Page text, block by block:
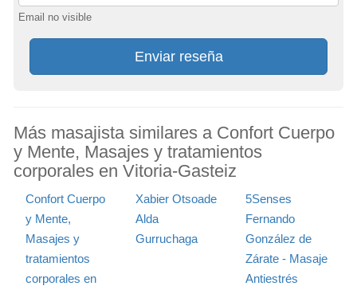
Email no visible
Enviar reseña
Más masajista similares a Confort Cuerpo
y Mente, Masajes y tratamientos
corporales en Vitoria-Gasteiz
Confort Cuerpo
y Mente,
Masajes y
tratamientos
corporales en
Xabier Otsoade
Alda
Gurruchaga
5Senses
Fernando
González de
Zárate - Masaje
Antiestrés